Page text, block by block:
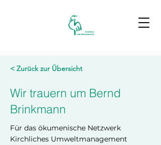
< Zurück zur Übersicht
Wir trauern um Bernd
Brinkmann
Für das ökumenische Netzwerk
Kirchliches Umweltmanagement